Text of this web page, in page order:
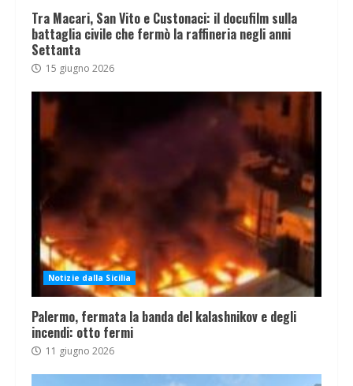
Tra Macari, San Vito e Custonaci: il docufilm sulla
battaglia civile che fermò la raffineria negli anni
Settanta
15 giugno 2026
Notizie dalla Sicilia
Palermo, fermata la banda del kalashnikov e degli
incendi: otto fermi
11 giugno 2026